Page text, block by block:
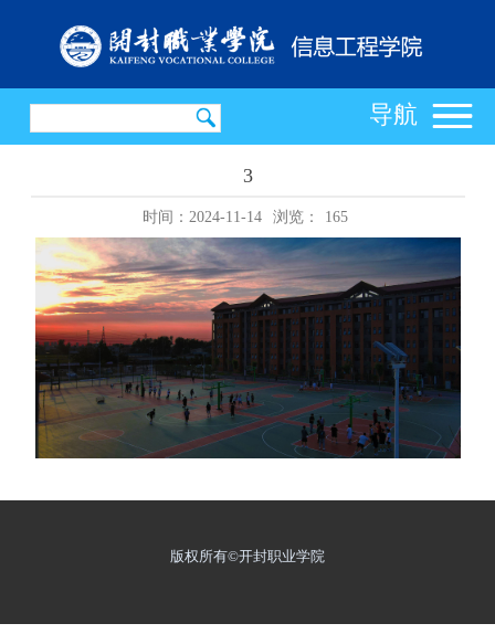
导航
3
时间：2024-11-14 浏览： 165
版权所有©开封职业学院